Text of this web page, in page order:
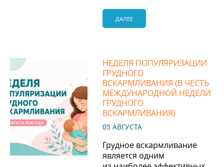
ДАЛЕЕ
НЕДЕЛЯ ПОПУЛЯРИЗАЦИИ
ГРУДНОГО
ВСКАРМЛИВАНИЯ (В ЧЕСТЬ
МЕЖДУНАРОДНОЙ НЕДЕЛИ
ГРУДНОГО
ВСКАРМЛИВАНИЯ)
05 АВГУСТА
Грудное вскармливание
является одним